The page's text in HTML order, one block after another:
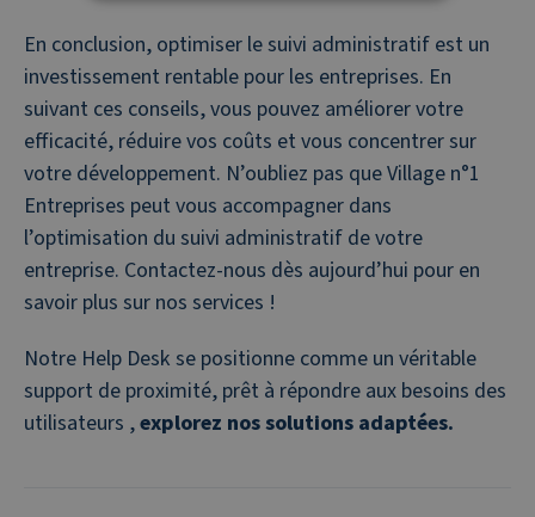
En conclusion, optimiser le suivi administratif est un
investissement rentable pour les entreprises. En
suivant ces conseils, vous pouvez améliorer votre
efficacité, réduire vos coûts et vous concentrer sur
votre développement. N’oubliez pas que Village n°1
Entreprises peut vous accompagner dans
l’optimisation du suivi administratif de votre
entreprise. Contactez-nous dès aujourd’hui pour en
savoir plus sur nos services !
Notre Help Desk se positionne comme un véritable
support de proximité, prêt à répondre aux besoins des
utilisateurs ,explorez nos solutions adaptées.